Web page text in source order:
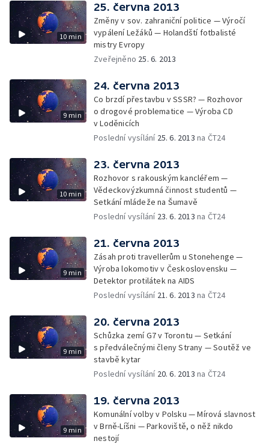
10 min
25. června 2013
Změny v sov. zahraniční politice — Výročí
vypálení Ležáků — Holandští fotbalisté
mistry Evropy
Zveřejněno 25. 6. 2013
9 min
24. června 2013
Co brzdí přestavbu v SSSR? — Rozhovor
o drogové problematice — Výroba CD
v Loděnicích
Poslední vysílání 25. 6. 2013 na ČT24
10 min
23. června 2013
Rozhovor s rakouským kancléřem —
Vědeckovýzkumná činnost studentů —
Setkání mládeže na Šumavě
Poslední vysílání 23. 6. 2013 na ČT24
9 min
21. června 2013
Zásah proti travellerům u Stonehenge —
Výroba lokomotiv v Československu —
Detektor protilátek na AIDS
Poslední vysílání 21. 6. 2013 na ČT24
9 min
20. června 2013
Schůzka zemí G7 v Torontu — Setkání
s předválečnými členy Strany — Soutěž ve
stavbě kytar
Poslední vysílání 20. 6. 2013 na ČT24
9 min
19. června 2013
Komunální volby v Polsku — Mírová slavnost
v Brně-Líšni — Parkoviště, o něž nikdo
nestojí